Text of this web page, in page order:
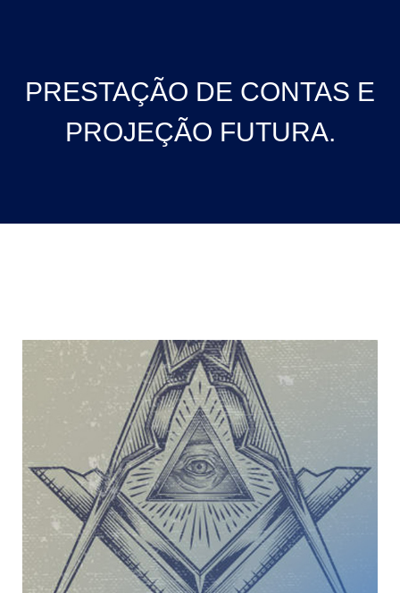
PRESTAÇÃO DE CONTAS E
PROJEÇÃO FUTURA.